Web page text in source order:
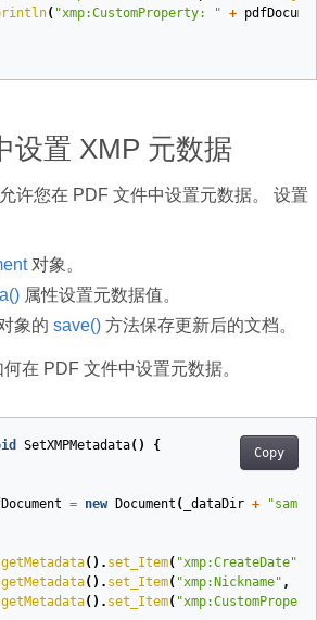
( "xmp:CustomProperty: " +
设置 XMP 元数据
许您在 PDF 文件中设置元数据。 设置
对象。
属性设置元数据值。
象的 save() 方法保存更新后的文档。
在 PDF 文件中设置元数据。
Copy
SetXMPMetadata() {
= new Document ( _dataDir +
getMetadata(). set_Item( "xmp:CreateDate"
getMetadata(). set_Item( "xmp:Nickname" ,
getMetadata(). set_Item(